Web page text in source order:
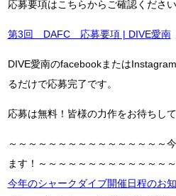
応募要項はこちらからご確認ください
第3回 DAFC 応募要項 | DIVE愛南
DIVE愛南のfacebookまたは
るだけで応募完了です。
応募は無料！皆様の力作をお待ちし
～～～～～～～～～～～～～～～～
ます！～～～～～～～～～～～～～
今年のシャークダイブ開催日程のお